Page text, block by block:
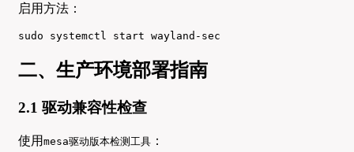
启用方法：
sudo systemctl start wayland-sec
二、生产环境部署指南
2.1 驱动兼容性检查
使用 mesa驱动版本检测工具 ：